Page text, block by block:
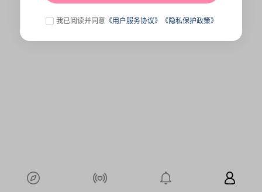
我已阅读并同意 《用户服务协议》 《隐私保护政策》